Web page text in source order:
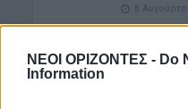
ΝΕΟΙ ΟΡΙΖΟΝΤΕΣ - Do
Information
8